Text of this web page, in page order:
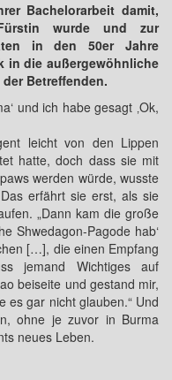
Bachelorarbeit damit,
wurde und zur
in den 50er Jahre
in die außergewöhnliche
Betreffenden.
und ich habe gesagt ‚Ok,
leicht von den Lippen
hatte, doch dass sie mit
werden würde, wusste
erfährt sie erst, als sie
„Dann kam die große
Shwedagon-Pagode hab‘
[…], die einen Empfang
jemand Wichtiges auf
beiseite und gestand mir,
es gar nicht glauben.“ Und
ohne je zuvor in Burma
neues Leben.